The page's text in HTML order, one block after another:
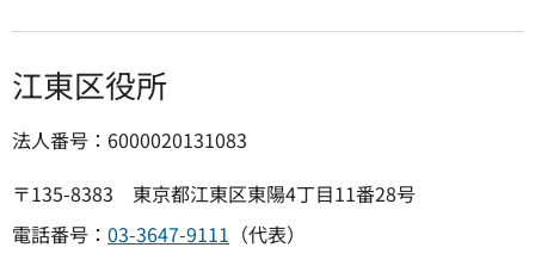
江東区役所
法人番号：6000020131083
〒135-8383 東京都江東区東陽4丁目11番28号
電話番号： 03-3647-9111 （代表）